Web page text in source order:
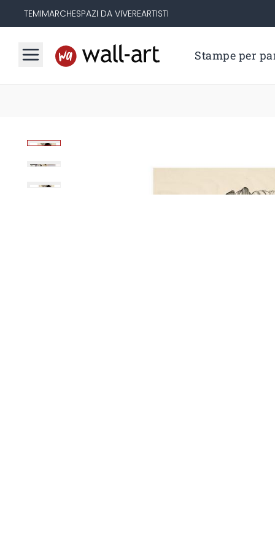
TEMIMARCHESPAZI DA VIVEREARTISTI
Stampe per